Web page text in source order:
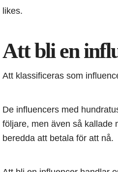
likes.
Att bli en
Att klassificeras som
De influencers med
följare, men även så kallade
beredda att betala för att nå.